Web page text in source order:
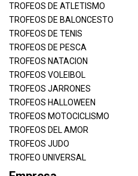
TROFEOS DE ATLETISMO
TROFEOS DE BALONCESTO
TROFEOS DE TENIS
TROFEOS DE PESCA
TROFEOS NATACION
TROFEOS VOLEIBOL
TROFEOS JARRONES
TROFEOS HALLOWEEN
TROFEOS MOTOCICLISMO
TROFEOS DEL AMOR
TROFEOS JUDO
TROFEO UNIVERSAL